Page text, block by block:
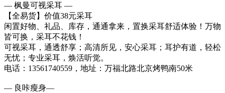
— 枫曼可视采耳 —
【全易货】价值38元采耳
闲置好物、礼品、库存，通通拿来，置换采耳舒适体验！万物
皆可换，采耳不花钱！
可视采耳，通透舒享；高清所见，安心采耳；耳护有道，轻松
无忧；专业采耳，焕活听觉。
电话：13561740559，地址：万福北路北京烤鸭南50米
— 良咔瘦身—